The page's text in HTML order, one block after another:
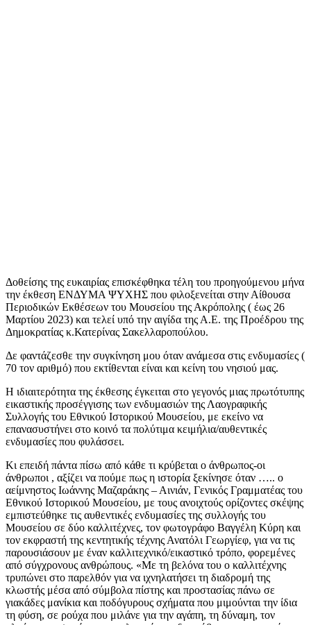
Δοθείσης της ευκαιρίας επισκέφθηκα τέλη του προηγούμενου μήνα
την έκθεση ΕΝΔΥΜΑ ΨΥΧΗΣ που φιλοξενείται στην Αίθουσα
Περιοδικών Εκθέσεων του Μουσείου της Ακρόπολης ( έως 26
Μαρτίου 2023) και τελεί υπό την αιγίδα της Α.Ε. της Προέδρου της
Δημοκρατίας κ.Κατερίνας Σακελλαροπούλου.
Δε φαντάζεσθε την συγκίνηση μου όταν ανάμεσα στις ενδυμασίες (
70 τον αριθμό) που εκτίθενται είναι και κείνη του νησιού μας.
Η ιδιαιτερότητα της έκθεσης έγκειται στο γεγονός μιας πρωτότυπης
εικαστικής προσέγγισης των ενδυμασιών της Λαογραφικής
Συλλογής του Εθνικού Ιστορικού Μουσείου, με εκείνο να
επανασυστήνει στο κοινό τα πολύτιμα κειμήλια/αυθεντικές
ενδυμασίες που φυλάσσει.
Κι επειδή πάντα πίσω από κάθε τι κρύβεται ο άνθρωπος-οι
άνθρωποι , αξίζει να πούμε πως η ιστορία ξεκίνησε όταν ….. ο
αείμνηστος Ιωάννης Μαζαράκης – Αινιάν, Γενικός Γραμματέας του
Εθνικού Ιστορικού Μουσείου, με τους ανοιχτούς ορίζοντες σκέψης
εμπιστεύθηκε τις αυθεντικές ενδυμασίες της συλλογής του
Μουσείου σε δύο καλλιτέχνες, τον φωτογράφο Βαγγέλη Κύρη και
τον εκφραστή της κεντητικής τέχνης Ανατόλι Γεωργίεφ, για να τις
παρουσιάσουν με έναν καλλιτεχνικό/εικαστικό τρόπο, φορεμένες
από σύγχρονους ανθρώπους. «Με τη βελόνα του ο καλλιτέχνης
τρυπώνει στο παρελθόν για να ιχνηλατήσει τη διαδρομή της
κλωστής μέσα από σύμβολα πίστης και προστασίας πάνω σε
γιακάδες μανίκια και ποδόγυρους σχήματα που μιμούνται την ίδια
τη φύση, σε ρούχα που μιλάνε για την αγάπη, τη δύναμη, τον